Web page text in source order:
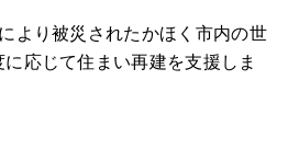
より被災されたかほく市内の世
応じて住まい再建を支援しま